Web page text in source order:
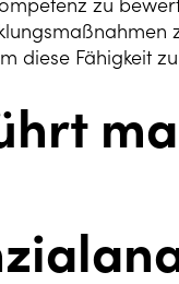
diese Fähigkeit